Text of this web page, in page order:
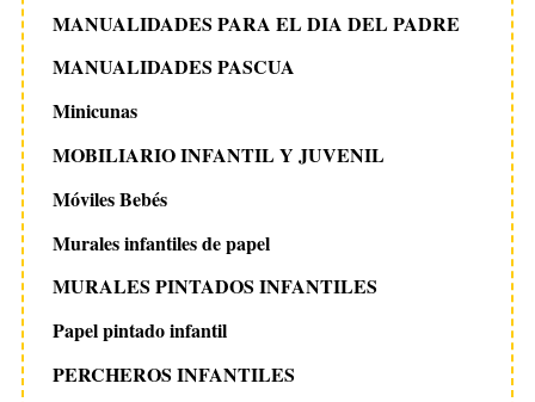
MANUALIDADES PARA EL DIA DEL PADRE
MANUALIDADES PASCUA
Minicunas
MOBILIARIO INFANTIL Y JUVENIL
Móviles Bebés
Murales infantiles de papel
MURALES PINTADOS INFANTILES
Papel pintado infantil
PERCHEROS INFANTILES